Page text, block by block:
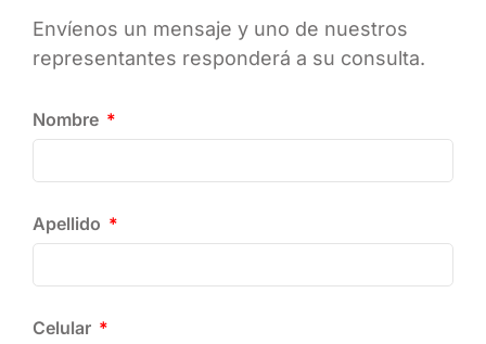
Envíenos un mensaje y uno de nuestros
representantes responderá a su consulta.
Nombre
Apellido
Celular